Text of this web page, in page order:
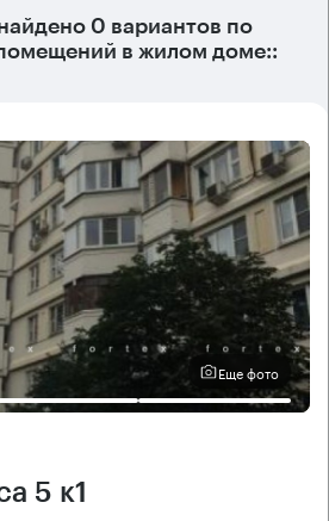
0 вариантов по
в жилом доме::
Еще фото
5 к1